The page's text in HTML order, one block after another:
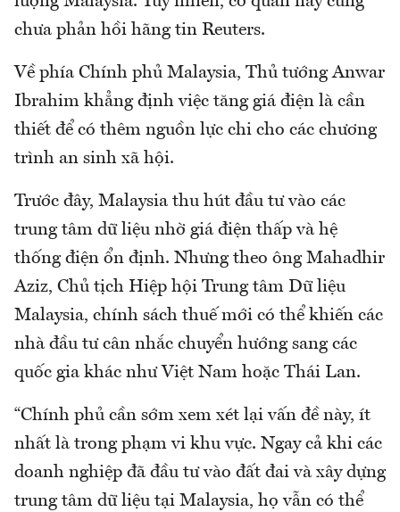
chưa phản hồi hãng tin Reuters.
Về phía Chính phủ Malaysia, Thủ tướng Anwar
Ibrahim khẳng định việc tăng giá điện là cần
thiết để có thêm nguồn lực chi cho các chương
trình an sinh xã hội.
Trước đây, Malaysia thu hút đầu tư vào các
trung tâm dữ liệu nhờ giá điện thấp và hệ
thống điện ổn định. Nhưng theo ông Mahadhir
Aziz, Chủ tịch Hiệp hội Trung tâm Dữ liệu
Malaysia, chính sách thuế mới có thể khiến các
nhà đầu tư cân nhắc chuyển hướng sang các
quốc gia khác như Việt Nam hoặc Thái Lan.
“Chính phủ cần sớm xem xét lại vấn đề này, ít
nhất là trong phạm vi khu vực. Ngay cả khi các
doanh nghiệp đã đầu tư vào đất đai và xây dựng
trung tâm dữ liệu tại Malaysia, họ vẫn có thể